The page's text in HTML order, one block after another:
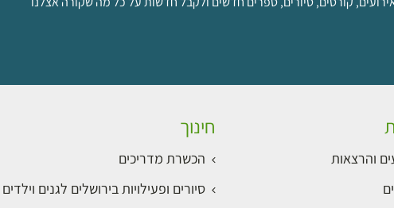
והרצאות
חינוך
הכשרת מדריכים
סיורים ופעילויות בירושלים לגנים וילדים